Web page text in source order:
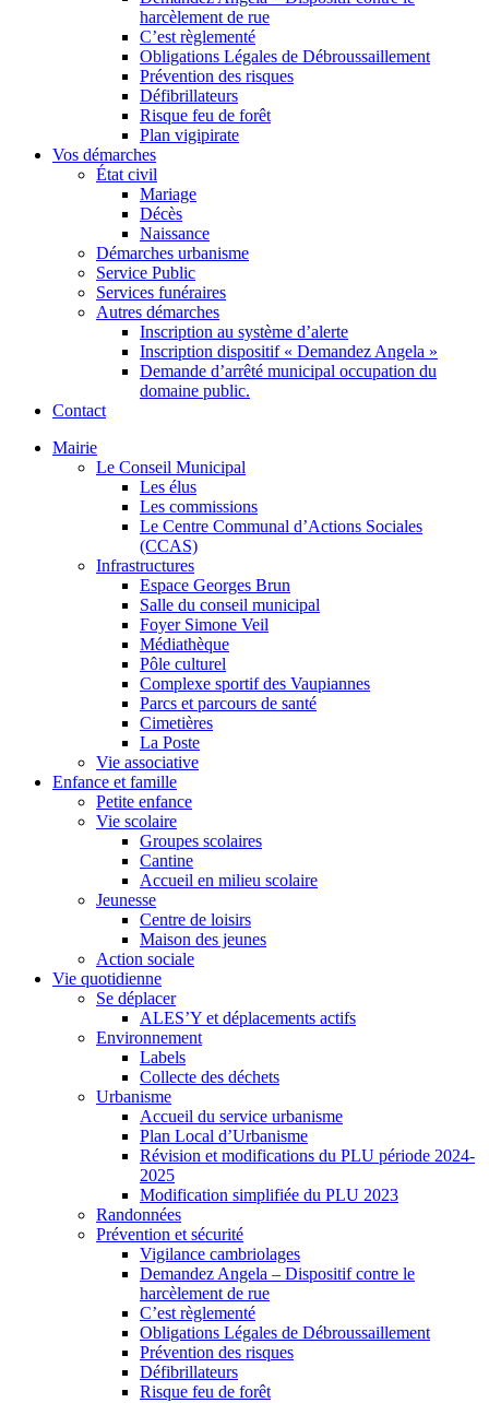
harcèlement de rue
C’est règlementé
Obligations Légales de Débroussaillement
Prévention des risques
Défibrillateurs
Risque feu de forêt
Plan vigipirate
Vos démarches
État civil
Mariage
Décès
Naissance
Démarches urbanisme
Service Public
Services funéraires
Autres démarches
Inscription au système d’alerte
Inscription dispositif « Demandez Angela »
Demande d’arrêté municipal occupation du
domaine public.
Contact
Mairie
Le Conseil Municipal
Les élus
Les commissions
Le Centre Communal d’Actions Sociales
(CCAS)
Infrastructures
Espace Georges Brun
Salle du conseil municipal
Foyer Simone Veil
Médiathèque
Pôle culturel
Complexe sportif des Vaupiannes
Parcs et parcours de santé
Cimetières
La Poste
Vie associative
Enfance et famille
Petite enfance
Vie scolaire
Groupes scolaires
Cantine
Accueil en milieu scolaire
Jeunesse
Centre de loisirs
Maison des jeunes
Action sociale
Vie quotidienne
Se déplacer
ALES’Y et déplacements actifs
Environnement
Labels
Collecte des déchets
Urbanisme
Accueil du service urbanisme
Plan Local d’Urbanisme
Révision et modifications du PLU période 2024-
2025
Modification simplifiée du PLU 2023
Randonnées
Prévention et sécurité
Vigilance cambriolages
Demandez Angela – Dispositif contre le
harcèlement de rue
C’est règlementé
Obligations Légales de Débroussaillement
Prévention des risques
Défibrillateurs
Risque feu de forêt